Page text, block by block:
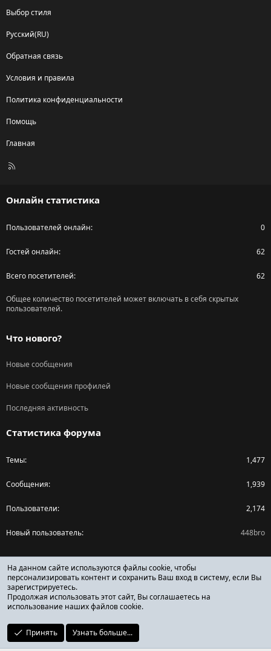
Выбор стиля
Русский(RU)
Обратная связь
Условия и правила
Политика конфиденциальности
Помощь
Главная
R
Онлайн статистика
Пользователей онлайн 0
Гостей онлайн 62
Всего посетителей 62
Общее количество посетителей может включать в себя скрытых
пользователей.
Что нового?
Новые сообщения
Новые сообщения профилей
Последняя активность
Статистика форума
Темы 1,477
Сообщения 1,939
Пользователи 2,174
Новый пользователь 448bro
Поделиться страницей
Facebook
X (Twitter)
Reddit
ОТЗЫВЫ ОНЛАЙН ФОРУМ
На данном сайте используются файлы cookie, чтобы
персонализировать контент и сохранить Ваш вход в систему, если Вы
зарегистрируетесь.
Продолжая использовать этот сайт, Вы соглашаетесь на
использование наших файлов cookie.
Принять Узнать больше...